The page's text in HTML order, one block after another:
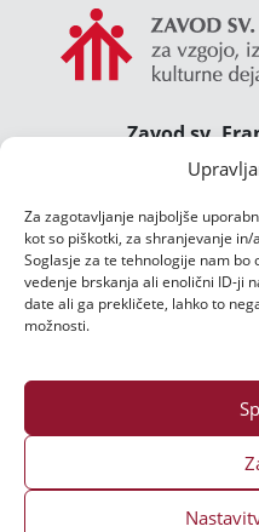
Za zagotavljanje najboljše
kot so piškotki, za shranjevanje
Soglasje za te tehnologije nam bo
vedenje brskanja ali enolični ID-ji
date ali ga prekličete, lahko to
možnosti.
Zavod sv.
Gimnazija Želimlje °
Želimlje
TEL.:
E-POŠTA: